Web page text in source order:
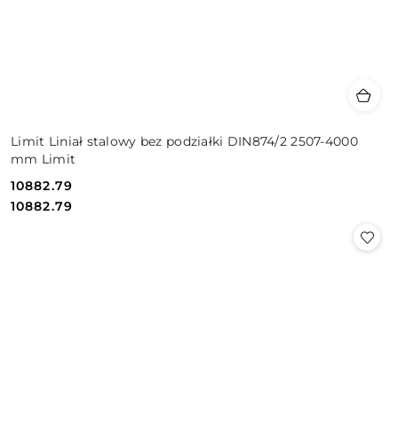
Limit Liniał stalowy bez podziałki DIN874/2 2507-4000
mm Limit
Cena:
10882.79
Cena:
10882.79